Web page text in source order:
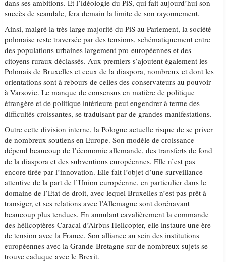
dans ses ambitions. Et l’idéologie du PiS, qui fait aujourd’hui son
succès de scandale, fera demain la limite de son rayonnement.
Ainsi, malgré la très large majorité du PiS au Parlement, la société
polonaise reste traversée par des tensions, schématiquement entre
des populations urbaines largement pro-européennes et des
citoyens ruraux déclassés. Aux premiers s’ajoutent également les
Polonais de Bruxelles et ceux de la diaspora, nombreux et dont les
orientations sont à rebours de celles des conservateurs au pouvoir
à Varsovie. Le manque de consensus en matière de politique
étrangère et de politique intérieure peut engendrer à terme des
difficultés croissantes, se traduisant par de grandes manifestations.
Outre cette division interne, la Pologne actuelle risque de se priver
de nombreux soutiens en Europe. Son modèle de croissance
dépend beaucoup de l’économie allemande, des transferts de fond
de la diaspora et des subventions européennes. Elle n’est pas
encore tirée par l’innovation. Elle fait l’objet d’une surveillance
attentive de la part de l’Union européenne, en particulier dans le
domaine de l’Etat de droit, avec lequel Bruxelles n’est pas prêt à
transiger, et ses relations avec l’Allemagne sont dorénavant
beaucoup plus tendues. En annulant cavalièrement la commande
des hélicoptères Caracal d’Airbus Helicopter, elle instaure une ère
de tension avec la France. Son alliance au sein des institutions
européennes avec la Grande-Bretagne sur de nombreux sujets se
trouve caduque avec le Brexit.